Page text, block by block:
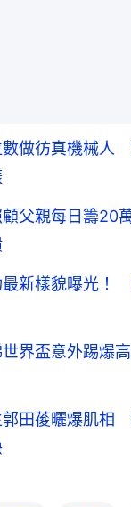
數做彷真機械人
父親每日籌20
最新樣貌曝光！
界盃意外踢爆
郭田葰曬爆肌相